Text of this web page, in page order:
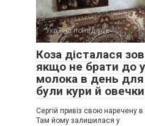
Україна понад усе
Коза дісталася
якщо не брати до
молока в день для
були кури й овечки
Сергій привіз свою наречену
Там йому залишилася у